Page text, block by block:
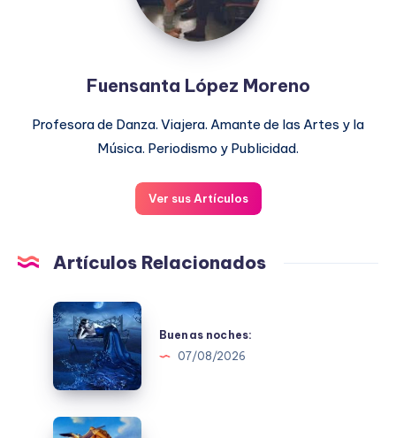
Fuensanta López Moreno
Profesora de Danza. Viajera. Amante de las Artes y la
Música. Periodismo y Publicidad.
Ver sus Artículos
Artículos Relacionados
Buenas
noches:
Buenas noches:
07/08/2026
Buenas